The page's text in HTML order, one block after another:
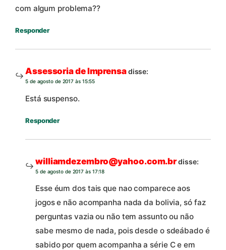
com algum problema??
Responder
Assessoria de Imprensadisse:
5 de agosto de 2017 às 15:55
Está suspenso.
Responder
williamdezembro@yahoo.com.brdisse:
5 de agosto de 2017 às 17:18
Esse éum dos tais que nao comparece aos
jogos e não acompanha nada da bolivia, só faz
perguntas vazia ou não tem assunto ou não
sabe mesmo de nada, pois desde o sdeábado é
sabido por quem acompanha a série C e em